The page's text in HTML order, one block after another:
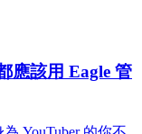
應該用 Eagle 管